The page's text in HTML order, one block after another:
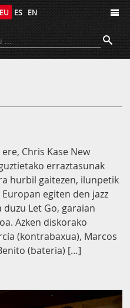
EU ES EN
Chris Kase New
erraztasunak
hurbil gaitezen, ilunpetik
egiten den jazz
Let Go, garaian
Azken diskorako
(kontrabaxua), Marcos
(bateria) […]